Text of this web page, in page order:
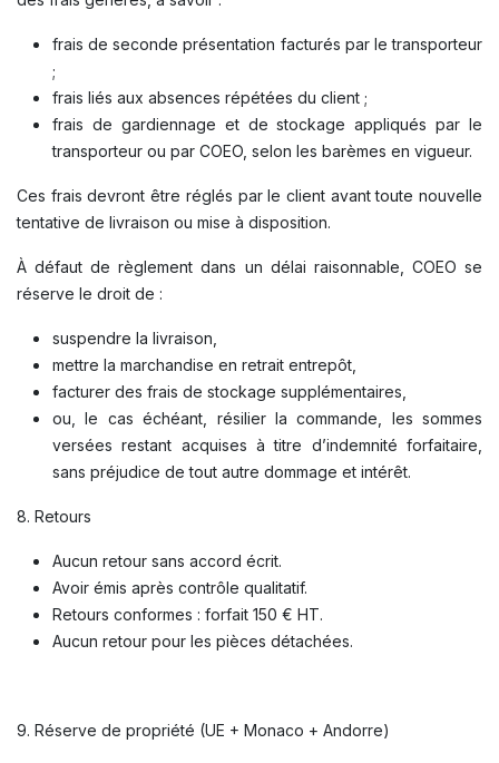
frais de seconde présentation facturés par le transporteur
;
frais liés aux absences répétées du client ;
frais de gardiennage et de stockage appliqués par le
transporteur ou par COEO, selon les barèmes en vigueur.
Ces frais devront être réglés par le client avant toute nouvelle
tentative de livraison ou mise à disposition.
À défaut de règlement dans un délai raisonnable, COEO se
réserve le droit de :
suspendre la livraison,
mettre la marchandise en retrait entrepôt,
facturer des frais de stockage supplémentaires,
ou, le cas échéant, résilier la commande, les sommes
versées restant acquises à titre d’indemnité forfaitaire,
sans préjudice de tout autre dommage et intérêt.
8. Retours
Aucun retour sans accord écrit.
Avoir émis après contrôle qualitatif.
Retours conformes : forfait 150 € HT.
Aucun retour pour les pièces détachées.
9. Réserve de propriété (UE + Monaco + Andorre)